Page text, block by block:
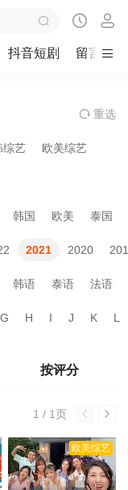
抖音短剧 留言
重选
综艺 欧美综艺
韩国 欧美 泰国
2021 2020
韩语 泰语 法语
G H I J K L
按评分
1 / 1页
欧美综艺